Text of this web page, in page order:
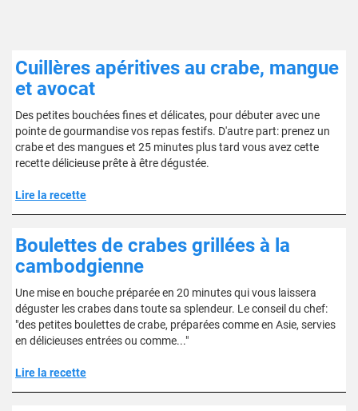
Cuillères apéritives au crabe, mangue
et avocat
Des petites bouchées fines et délicates, pour débuter avec une
pointe de gourmandise vos repas festifs. D'autre part: prenez un
crabe et des mangues et 25 minutes plus tard vous avez cette
recette délicieuse prête à être dégustée.
Lire la recette
Boulettes de crabes grillées à la
cambodgienne
Une mise en bouche préparée en 20 minutes qui vous laissera
déguster les crabes dans toute sa splendeur. Le conseil du chef:
"des petites boulettes de crabe, préparées comme en Asie, servies
en délicieuses entrées ou comme..."
Lire la recette